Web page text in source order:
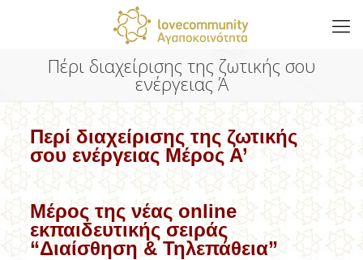
Πέρι διαχείρισης της ζωτικής σου
ενέργειας Ά
Περί διαχείρισης της ζωτικής
σου ενέργειας Μέρος Α’
Μέρος της νέας online
εκπαιδευτικής σειράς
“Διαίσθηση & Τηλεπάθεια”